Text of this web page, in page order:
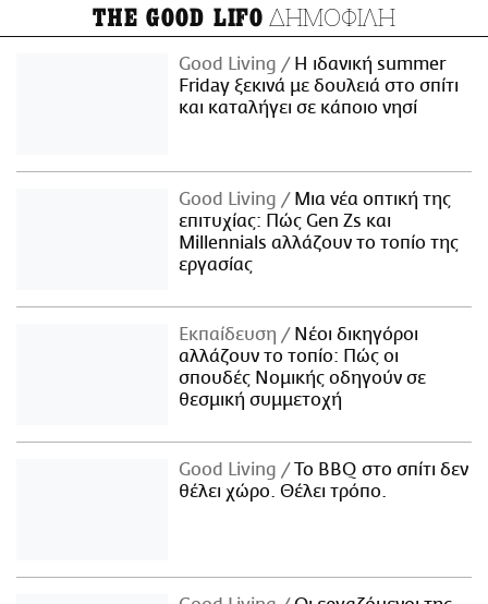
THE GOOD LIFO ΔΗΜΟΦΙΛΗ
Good Living
Η ιδανική summer
Friday ξεκινά με δουλειά στο σπίτι
και καταλήγει σε κάποιο νησί
Good Living
Μια νέα οπτική της
επιτυχίας: Πώς Gen Zs και
Millennials αλλάζουν το τοπίο της
εργασίας
Εκπαίδευση
Νέοι δικηγόροι
αλλάζουν το τοπίο: Πώς οι
σπουδές Νομικής οδηγούν σε
θεσμική συμμετοχή
Good Living
Το BBQ στο σπίτι δεν
θέλει χώρο. Θέλει τρόπο.